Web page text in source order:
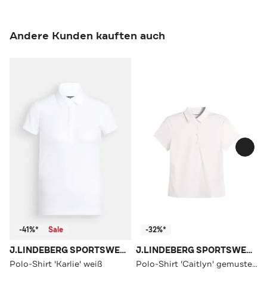
Andere Kunden kauften auch
-41%* Sale
J.LINDEBERG SPORTSWEAR
Polo-Shirt 'Karlie' weiß
-32%*
J.LINDEBERG SPORTSWEAR
Polo-Shirt 'Caitlyn' gemustert